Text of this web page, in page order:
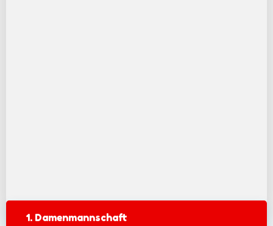
1. Damenmannschaft